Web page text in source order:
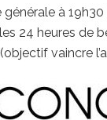
à 19h30
24 heures de
vaincre